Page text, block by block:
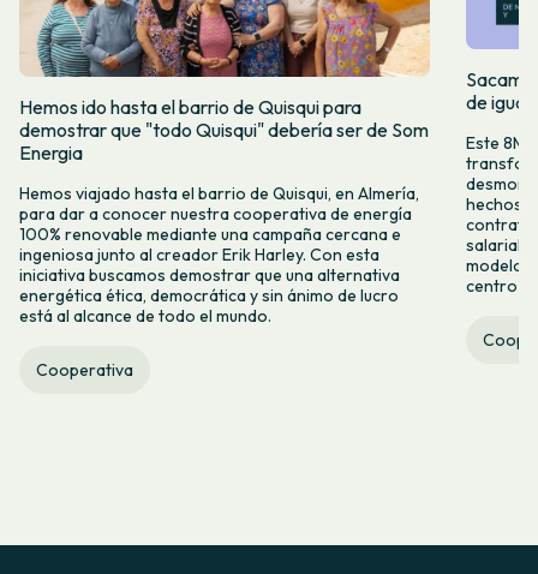
Hemos ido hasta el barrio de Quisqui para
demostrar que "todo Quisqui" debería ser de Som
Energia
Hemos viajado hasta el barrio de Quisqui, en Almería,
para dar a conocer nuestra cooperativa de energía
100% renovable mediante una campaña cercana e
ingeniosa junto al creador Erik Harley. Con esta
iniciativa buscamos demostrar que una alternativa
energética ética, democrática y sin ánimo de lucro
está al alcance de todo el mundo.
Cooperativa
de
Este 8M,
hechos y
salarial y
modelo
centro